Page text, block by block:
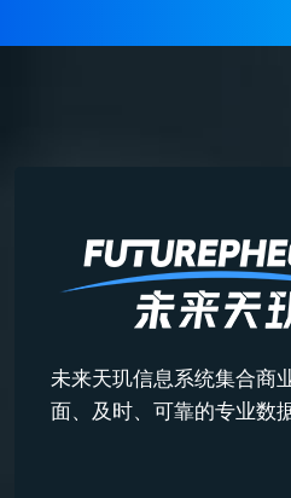
未来天玑信息系统集合商
面、及时、可靠的专业数